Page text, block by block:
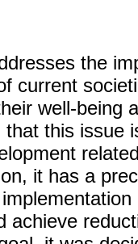
the
current
well-being
that this issue
it has a
achieve